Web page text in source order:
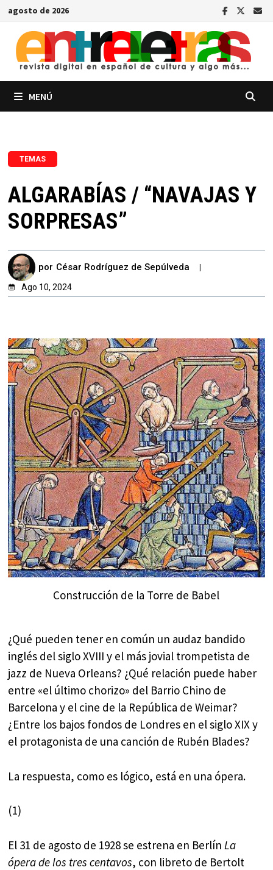
Saltar
contenido
agosto de 2026
MENÚ
TEMAS
ALGARABÍAS / “NAVAJAS Y
SORPRESAS”
por César Rodríguez de Sepúlveda
Ago 10, 2024
Construcción de la Torre de Babel
¿Qué pueden tener en común un audaz bandido
inglés del siglo XVIII y el más jovial trompetista de
jazz de Nueva Orleans? ¿Qué relación puede haber
entre «el último chorizo» del Barrio Chino de
Barcelona y el cine de la República de Weimar?
¿Entre los bajos fondos de Londres en el siglo XIX y
el protagonista de una canción de Rubén Blades?
La respuesta, como es lógico, está en una ópera.
(1)
El 31 de agosto de 1928 se estrena en Berlín La
ópera de los tres centavos, con libreto de Bertolt